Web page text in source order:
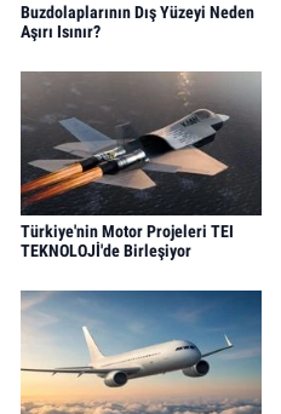
Buzdolaplarının Dış Yüzeyi Neden
Aşırı Isınır?
Türkiye'nin Motor Projeleri TEI
TEKNOLOJİ'de Birleşiyor